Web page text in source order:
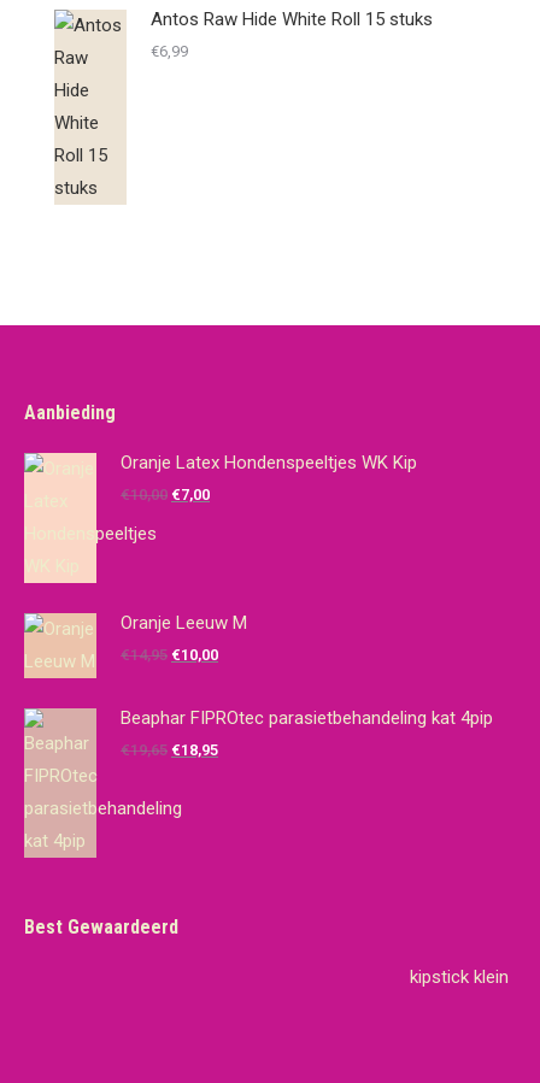
Antos Raw Hide White Roll 15 stuks
€6,99
Aanbieding
Oranje Latex Hondenspeeltjes WK Kip
€10,00 Oorspronkelijke
€7,00Huidige
Oranje Leeuw M
€14,95 Oorspronkelijke
was:
€14,95.
€10,00Huidige
is:
€10,00.
Beaphar FIPROtec parasietbehandeling kat 4pip
€19,65 Oorspronkelijke
was:
€18,95Huidige
Best Gewaardeerd
kipstick klein